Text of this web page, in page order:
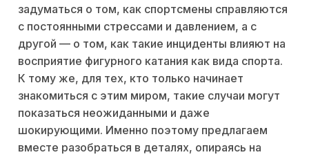
задуматься о том, как спортсмены справляются
с постоянными стрессами и давлением, а с
другой — о том, как такие инциденты влияют на
восприятие фигурного катания как вида спорта.
К тому же, для тех, кто только начинает
знакомиться с этим миром, такие случаи могут
показаться неожиданными и даже
шокирующими. Именно поэтому предлагаем
вместе разобраться в деталях, опираясь на